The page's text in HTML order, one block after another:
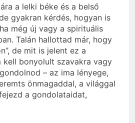
a lelki béke és a belső
gyakran kérdés, hogyan is
még új vagy a spirituális
Talán hallottad már, hogy
de mit is jelent ez a
kell bonyolult szavakra vagy
– az ima lényege,
önmagaddal, a világgal
a gondolataidat,